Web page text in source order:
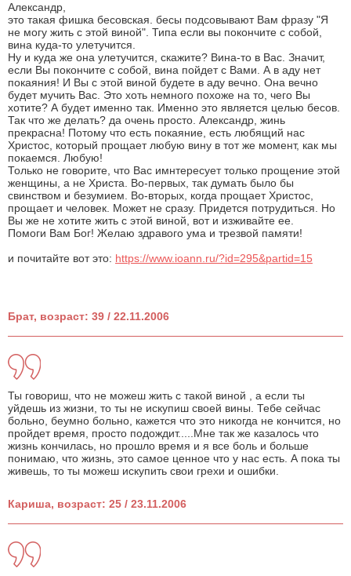
Александр,
это такая фишка бесовская. бесы подсовывают Вам фразу "Я
не могу жить с этой виной". Типа если вы покончите с собой,
вина куда-то улетучится.
Ну и куда же она улетучится, скажите? Вина-то в Вас. Значит,
если Вы покончите с собой, вина пойдет с Вами. А в аду нет
покаяния! И Вы с этой виной будете в аду вечно. Она вечно
будет мучить Вас. Это хоть немного похоже на то, чего Вы
хотите? А будет именно так. Именно это является целью бесов.
Так что же делать? да очень просто. Александр, жинь
прекрасна! Потому что есть покаяние, есть любящий нас
Христос, который прощает любую вину в тот же момент, как мы
покаемся. Любую!
Только не говорите, что Вас имнтересует только прощение этой
женщины, а не Христа. Во-первых, так думать было бы
свинством и безумием. Во-вторых, когда прощает Христос,
прощает и человек. Может не сразу. Придется потрудиться. Но
Вы же не хотите жить с этой виной, вот и изживайте ее.
Помоги Вам Бог! Желаю здравого ума и трезвой памяти!
и почитайте вот это: https://www.ioann.ru/?id=295&partid=15
Брат, возраст: 39 / 22.11.2006
Ты говориш, что не можеш жить с такой виной , а если ты
уйдешь из жизни, то ты не искупиш своей вины. Тебе сейчас
больно, беумно больно, кажется что это никогда не кончится, но
пройдет время, просто подождит.....Мне так же казалось что
жизнь кончилась, но прошло время и я все боль и больше
понимаю, что жизнь, это самое ценное что у нас есть. А пока ты
живешь, то ты можеш искупить свои грехи и ошибки.
Кариша, возраст: 25 / 23.11.2006